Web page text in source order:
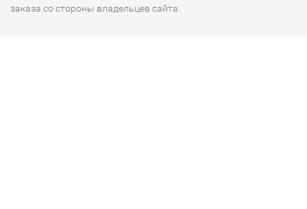
заказа со стороны владельцев сайта.